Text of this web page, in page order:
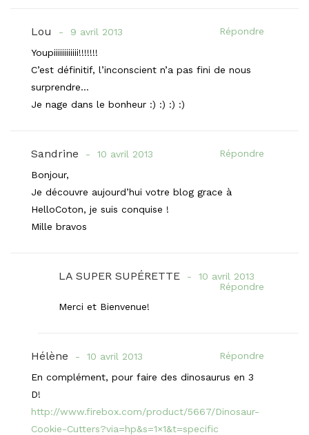
Lou 9 avril 2013
Répondre
Youpiiiiiiiiiiii!!!!!!!
C’est définitif, l’inconscient n’a pas fini de nous
surprendre…
Je nage dans le bonheur :) :) :) :)
Sandrine 10 avril 2013
Répondre
Bonjour,
Je découvre aujourd’hui votre blog grace à
HelloCoton, je suis conquise !
Mille bravos
LA SUPER SUPÉRETTE
10 avril 2013
Répondre
Merci et Bienvenue!
Hélène 10 avril 2013
Répondre
En complément, pour faire des dinosaurus en 3
D!
http://www.firebox.com/product/5667/Dinosaur-
Cookie-Cutters?via=hp&s=1×1&t=specific